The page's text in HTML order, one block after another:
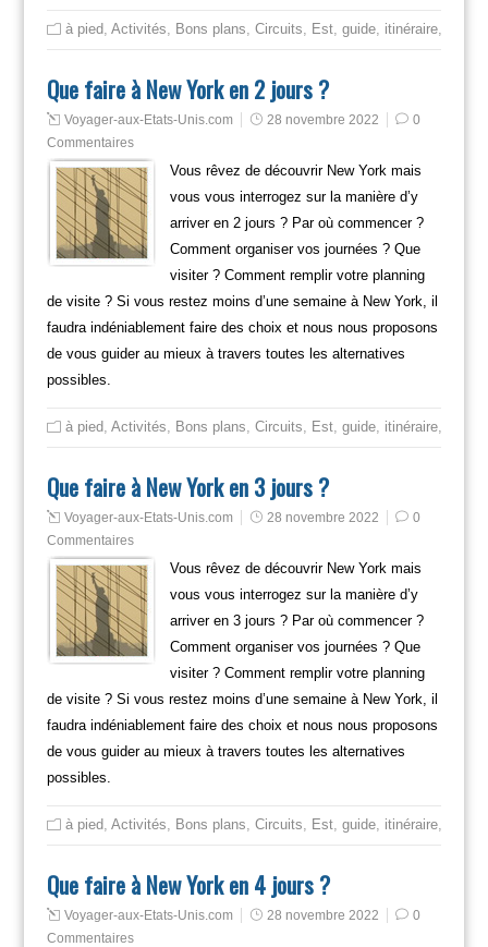
à pied Activités Bons plans Circuits Est, guide, itinéraire,
Que faire à New York en 2 jours ?
Voyager-aux-Etats-Unis.com 28 novembre 2022
0
Commentaires
Vous rêvez de découvrir New York mais
vous vous interrogez sur la manière d’y
arriver en 2 jours ? Par où commencer ?
Comment organiser vos journées ? Que
visiter ? Comment remplir votre planning
de visite ? Si vous restez moins d’une semaine à New York, il
faudra indéniablement faire des choix et nous nous proposons
de vous guider au mieux à travers toutes les alternatives
possibles.
à pied Activités Bons plans Circuits Est, guide, itinéraire,
Que faire à New York en 3 jours ?
Voyager-aux-Etats-Unis.com 28 novembre 2022
0
Commentaires
Vous rêvez de découvrir New York mais
vous vous interrogez sur la manière d’y
arriver en 3 jours ? Par où commencer ?
Comment organiser vos journées ? Que
visiter ? Comment remplir votre planning
de visite ? Si vous restez moins d’une semaine à New York, il
faudra indéniablement faire des choix et nous nous proposons
de vous guider au mieux à travers toutes les alternatives
possibles.
à pied Activités Bons plans Circuits Est, guide, itinéraire,
Que faire à New York en 4 jours ?
Voyager-aux-Etats-Unis.com 28 novembre 2022
0
Commentaires